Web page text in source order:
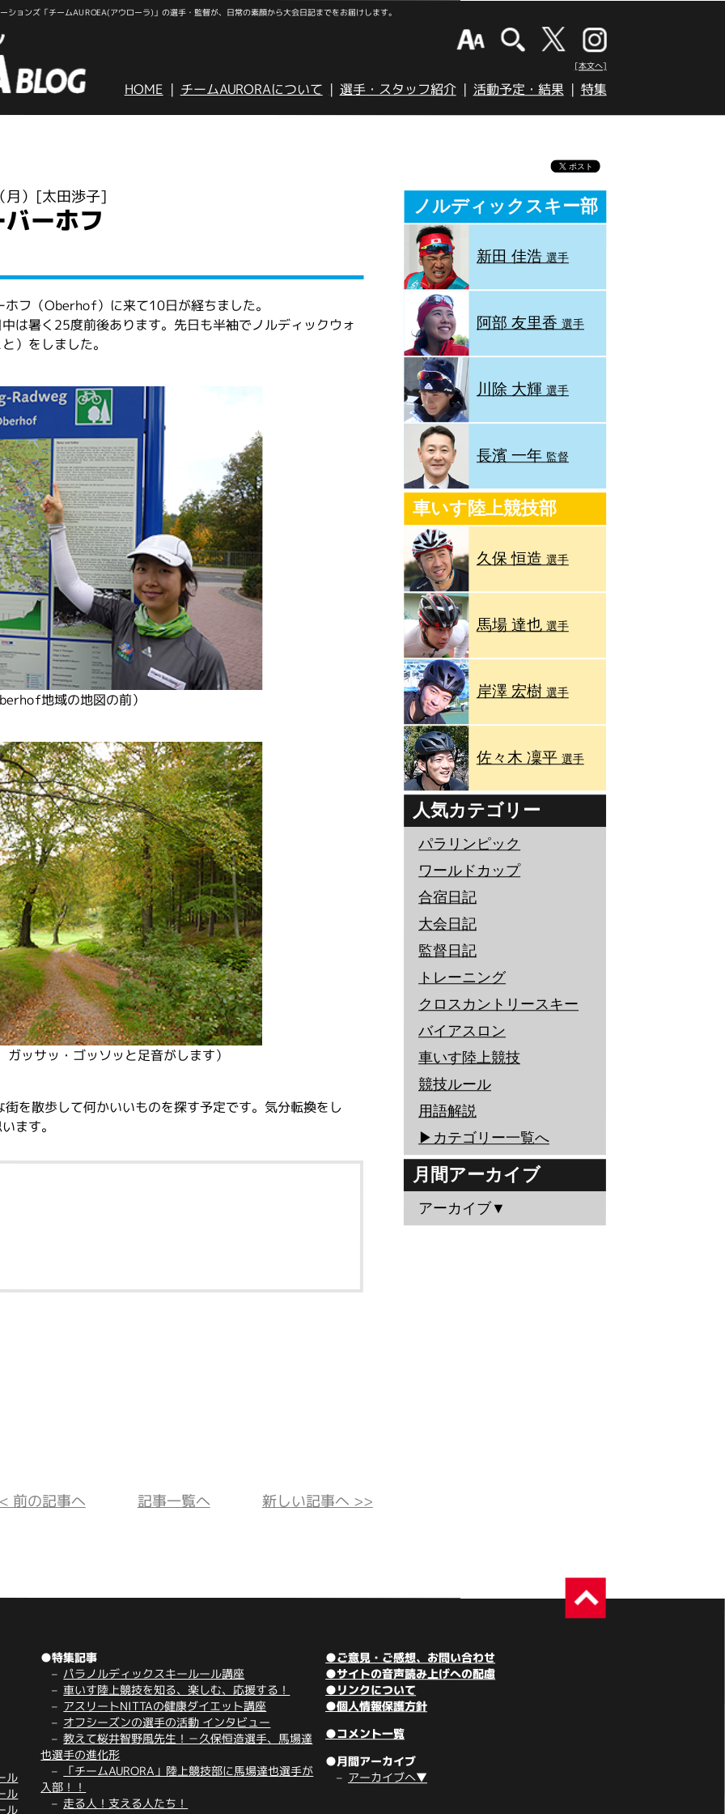
ョンズ「チームAUROEA(アウローラ)」の選手・監督が、日常の素顔から大会日記までをお届けします。
[本文へ]
HOME チームAURORAについて 選手・スタッフ紹介 活動予定・結果 特集
） [太田渉子]
ーホフ
フ（Oberhof）に来て10日が経ちました。
は暑く25度前後あります。先日も半袖でノルディックウォ
）をしました。
地域の地図の前）
ッサッ・ゴッソッと足音がします）
を散歩して何かいいものを探す予定です。気分転換をし
ます。
ノルディックスキー部
新田 佳浩選手
阿部 友里香 選手
川除 大輝 選手
長濱 一年 監督
車いす陸上競技部
久保 恒造 選手
馬場 達也 選手
岸澤 宏樹 選手
佐々木 凜平 選手
人気カテゴリー
パラリンピック
ワールドカップ
合宿日記
大会日記
監督日記
トレーニング
クロスカントリースキー
バイアスロン
車いす陸上競技
競技ルール
用語解説
▶︎カテゴリー一覧へ
月間アーカイブ
アーカイブ▼
前の記事へ 記事一覧へ 新しい記事へ >>
ル
ル
ル
●特集記事
パラノルディックスキールール講座
車いす陸上競技を知る、楽しむ、応援する！
アスリートNITTAの健康ダイエット講座
オフシーズンの選手の活動 インタビュー
教えて桜井智野風先生！－久保恒造選手、馬場達
也選手の進化形
「チームAURORA」陸上競技部に馬場達也選手が
入部！！
走る人！支える人たち！
●ご意見・ご感想、お問い合わせ
●サイトの音声読み上げへの配慮
●リンクについて
●個人情報保護方針
●コメント一覧
●月間アーカイブ
アーカイブへ▼